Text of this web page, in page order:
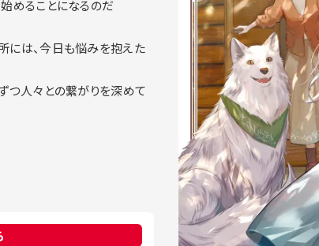
めることになるのだ
には、今日も悩みを抱えた
つ人々との繋がりを深めて